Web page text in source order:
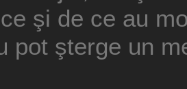
şi de ce au
pot şterge un